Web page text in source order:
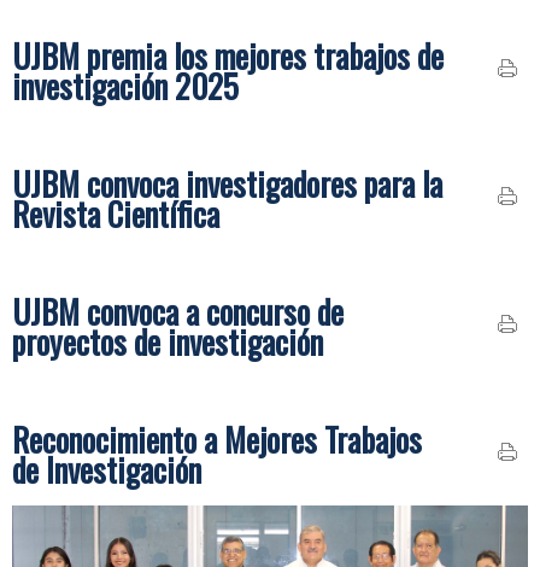
UJBM premia los mejores trabajos de
investigación 2025
UJBM convoca investigadores para la
Revista Científica
UJBM convoca a concurso de
proyectos de investigación
Reconocimiento a Mejores Trabajos
de Investigación